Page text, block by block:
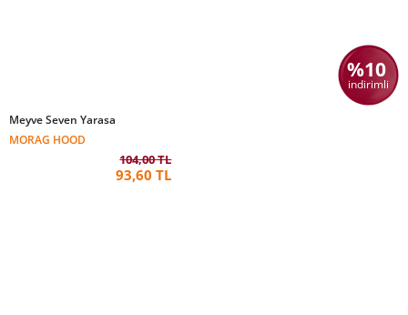
%10
indirimli
Meyve Seven Yarasa
MORAG HOOD
104,00 TL
93,60 TL